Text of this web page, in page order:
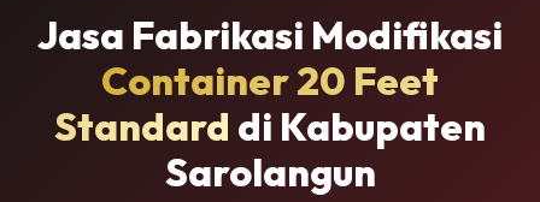
Jasa Fabrikasi Modifikasi
Container 20 Feet
Standard di Kabupaten
Sarolangun